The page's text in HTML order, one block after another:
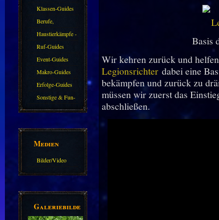
Klassen-Guides
Berufe,
Farmkarten und
Haustiere
Haustierkämpfe -
Guide
Ruf-Guides
Event-Guides
Makro-Guides
Erfolge-Guides
Sonstige & Fun-
Guides
Medien
Bilder/Video
Galeriebilder
Basis
Wir kehren zurück und
Legionsrichterdabei eine
bekämpfen und zurück zu
müssen wir zuerst das
abschließen.